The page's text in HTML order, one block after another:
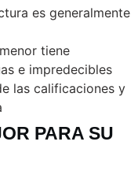
es generalmente
tiene
e impredecibles
las calificaciones y
PARA SU